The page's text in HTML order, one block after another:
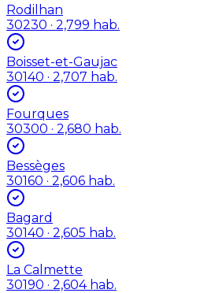
Rodilhan
30230 · 2,799 hab.
Boisset-et-Gaujac
30140 · 2,707 hab.
Fourques
30300 · 2,680 hab.
Bessèges
30160 · 2,606 hab.
Bagard
30140 · 2,605 hab.
La Calmette
30190 · 2,604 hab.